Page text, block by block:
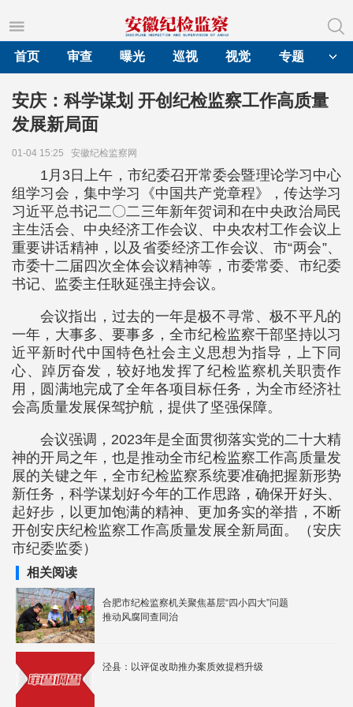
首页
审查 曝光 巡视 视觉 专题
安庆：科学谋划 开创纪检监察工作高质量
发展新局面
01-04 15:25 安徽纪检监察网
1月3日上午，市纪委召开常委会暨理论学习中心
组学习会，集中学习《中国共产党章程》，传达学习
习近平总书记二〇二三年新年贺词和在中央政治局民
主生活会、中央经济工作会议、中央农村工作会议上
重要讲话精神，以及省委经济工作会议、市“两会”、
市委十二届四次全体会议精神等，市委常委、市纪委
书记、监委主任耿延强主持会议。
会议指出，过去的一年是极不寻常、极不平凡的
一年，大事多、要事多，全市纪检监察干部坚持以习
近平新时代中国特色社会主义思想为指导，上下同
心、踔厉奋发，较好地发挥了纪检监察机关职责作
用，圆满地完成了全年各项目标任务，为全市经济社
会高质量发展保驾护航，提供了坚强保障。
会议强调，2023年是全面贯彻落实党的二十大精
神的开局之年，也是推动全市纪检监察工作高质量发
展的关键之年，全市纪检监察系统要准确把握新形势
新任务，科学谋划好今年的工作思路，确保开好头、
起好步，以更加饱满的精神、更加务实的举措，不断
开创安庆纪检监察工作高质量发展全新局面。（安庆
市纪委监委）
相关阅读
合肥市纪检监察机关聚焦基层“四小四大”问题
推动风腐同查同治
泾县：以评促改助推办案质效提档升级